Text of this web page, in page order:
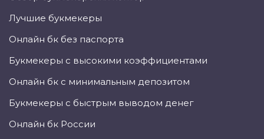
Лучшие букмекеры
Онлайн бк без паспорта
Букмекеры с высокими коэффициентами
Онлайн бк с минимальным депозитом
Букмекеры с быстрым выводом денег
Онлайн бк России